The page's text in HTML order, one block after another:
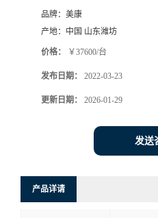
品牌： 美康
产地： 中国 山东潍坊
价格： ￥37600/台
发布日期： 2022-03-23
更新日期： 2026-01-29
发送
产品详请